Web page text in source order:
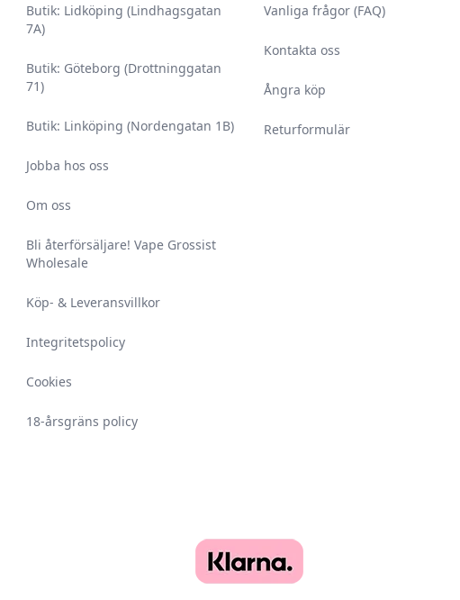
Butik: Lidköping (Lindhagsgatan
7A)
Butik: Göteborg (Drottninggatan
71)
Butik: Linköping (Nordengatan 1B)
Jobba hos oss
Om oss
Bli återförsäljare! Vape Grossist
Wholesale
Köp- & Leveransvillkor
Integritetspolicy
Cookies
18-årsgräns policy
Vanliga frågor (FAQ)
Kontakta oss
Ångra köp
Returformulär